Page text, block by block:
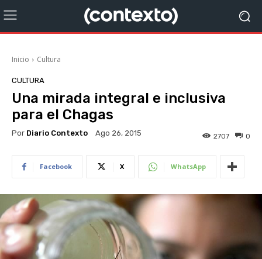
Inicio Cultura
CULTURA
Una mirada integral e inclusiva
para el Chagas
Por Diario Contexto Ago 26, 2015 0
2707
Facebook X WhatsApp